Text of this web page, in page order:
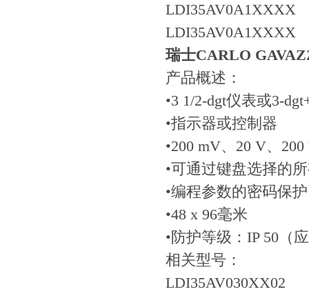
LDI35AV0A1XXXX
LDI35AV0A1XXXX
瑞士CARLO
产品概述：
•3 1/2-dgt仪表或3-
•指示器或控制器
•200 mV、20 V、
•可通过键盘选择的
•编程参数的密码保护
•48 x 96毫米
•防护等级：IP 50（
相关型号：
LDI35AV030XX02